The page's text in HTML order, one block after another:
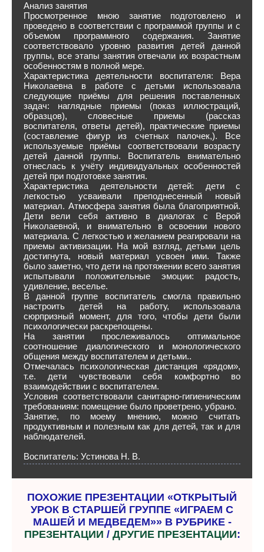
Анализ занятия
Просмотренное мною занятие подготовлено и
проведено в соответствии с программой группы и с
объемом программного содержания. Занятие
соответствовало уровню развития детей данной
группы, все этапы занятия отвечали их возрастным
особенностям в полной мере.
Характеристика деятельности воспитателя: Вера
Николаевна в работе с детьми использовала
следующие приёмы для решения поставленных
задач: наглядные приемы (показ иллюстраций,
образцов), словесные приемы (рассказ
воспитателя, ответы детей), практические приемы
(составление фигур из счетных палочек,). Все
используемые приёмы соответствовали возрасту
детей данной группы. Воспитатель внимательно
отнеслась к учёту индивидуальных особенностей
детей при подготовке занятия.
Характеристика деятельности детей: дети с
легкостью усваивали преподнесенный новый
материал. Атмосфера занятия была благоприятной.
Дети вели себя активно в диалогах с Верой
Николаевной, и внимательно в освоении нового
материала. С легкостью и желанием реагировали на
приемы активизации. На мой взгляд, детьми цель
достигнута, новый материал усвоен ими. Также
было заметно, что дети на протяжении всего занятия
испытывали положительные эмоции: радость,
удивление, веселье.
В данной группе воспитатель смогла правильно
настроить детей на работу, использовала
сюрпризный момент, для того, чтобы дети были
психологически раскрепощены.
На занятии прослеживалось оптимальное
соотношение диалогического и монологического
общения между воспитателем и детьми..
Отмечалась психологическая дистанция «рядом»,
т.е. дети чувствовали себя комфортно во
взаимодействии с воспитателем.
Условия соответствовали санитарно-гигиеническим
требованиям: помещение было проветрено, убрано.
Занятие, по моему мнению, можно считать
продуктивным и полезным как для детей, так и для
наблюдателей.
Воспитатель: Устинова Н. В.
ПОХОЖИЕ ПРЕЗЕНТАЦИИ «ОТКРЫТЫЙ
УРОК В СТАРШЕЙ ГРУППЕ «ИГРАЕМ С
МАШЕЙ И МЕДВЕДЕМ»» В РУБРИКЕ -
ПРЕЗЕНТАЦИИ / ДРУГИЕ ПРЕЗЕНТАЦИИ: